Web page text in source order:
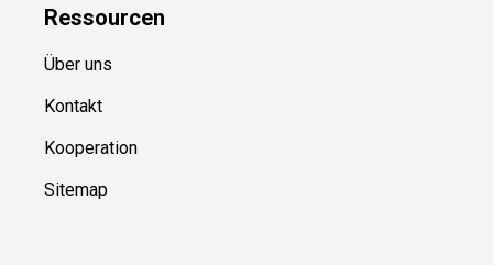
Ressourcen
Über uns
Kontakt
Kooperation
Sitemap